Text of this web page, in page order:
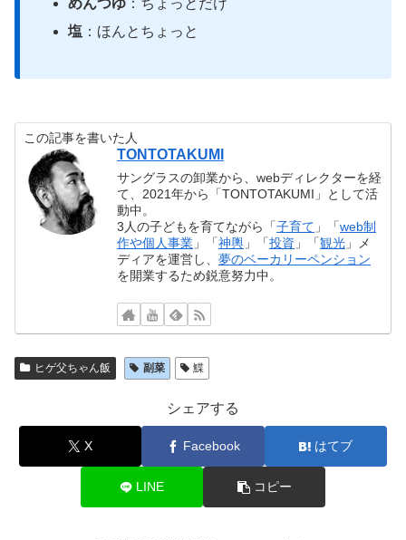
塩 ：ほんとちょっと
この記事を書いた人
TONTOTAKUMI
サングラスの卸業から、webディレクターを経
て、2021年から「TONTOTAKUMI」として活
動中。
3人の子どもを育てながら「子育て 」「web制
作や個人事業 」「神輿 」「投資 」「観光 」メ
ディアを運営し、夢のベーカリーペンション
を開業するため鋭意努力中。
ヒゲ父ちゃん飯 副菜 鰈
シェアする
X Facebook はてブ
LINE コピー